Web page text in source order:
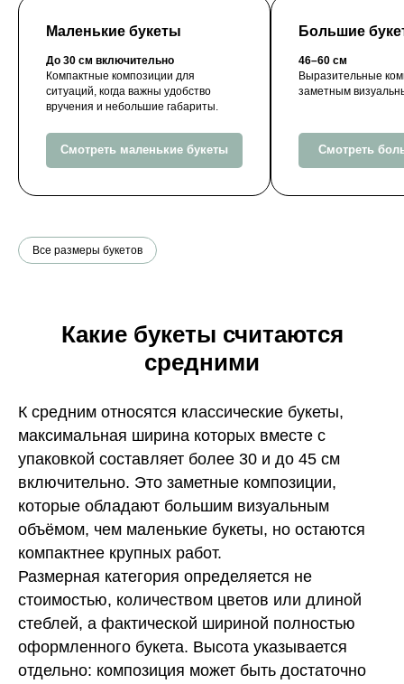
Маленькие букеты
До 30 см включительно
Компактные композиции для
ситуаций, когда важны удобство
вручения и небольшие габариты.
Смотреть маленькие букеты
Большие
46–60 см
Выразительные
заметным
Смотреть
Все размеры букетов
Какие букеты считаются
средними
К средним относятся классические букеты,
максимальная ширина которых вместе с
упаковкой составляет более 30 и до 45 см
включительно. Это заметные композиции,
которые обладают большим визуальным
объёмом, чем маленькие букеты, но остаются
компактнее крупных работ.
Размерная категория определяется не
стоимостью, количеством цветов или длиной
стеблей, а фактической шириной полностью
оформленного букета. Высота указывается
отдельно: композиция может быть достаточно